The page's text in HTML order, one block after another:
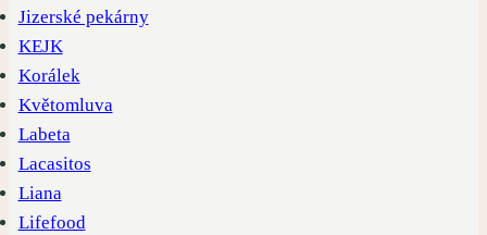
Jizerské pekárny
KEJK
Korálek
Květomluva
Labeta
Lacasitos
Liana
Lifefood